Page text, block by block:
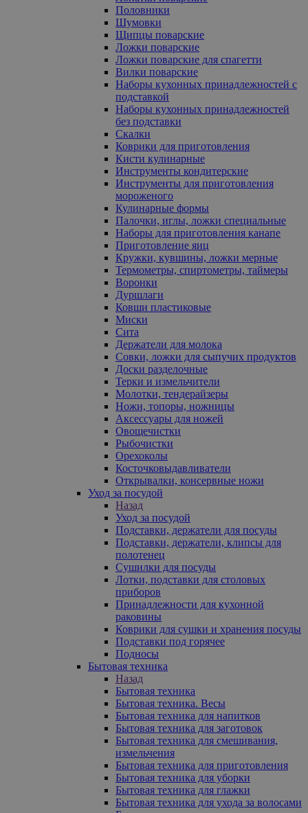
Половники
Шумовки
Щипцы поварские
Ложки поварские
Ложки поварские для спагетти
Вилки поварские
Наборы кухонных принадлежностей с
подставкой
Наборы кухонных принадлежностей
без подставки
Скалки
Коврики для приготовления
Кисти кулинарные
Инструменты кондитерские
Инструменты для приготовления
мороженого
Кулинарные формы
Палочки, иглы, ложки специальные
Наборы для приготовления канапе
Приготовление яиц
Кружки, кувшины, ложки мерные
Термометры, спиртометры, таймеры
Воронки
Дуршлаги
Ковши пластиковые
Миски
Сита
Держатели для молока
Совки, ложки для сыпучих продуктов
Доски разделочные
Терки и измельчители
Молотки, тендерайзеры
Ножи, топоры, ножницы
Аксессуары для ножей
Овощечистки
Рыбочистки
Орехоколы
Косточковыдавливатели
Открывалки, консервные ножи
Уход за посудой
Назад
Уход за посудой
Подставки, держатели для посуды
Подставки, держатели, клипсы для
полотенец
Сушилки для посуды
Лотки, подставки для столовых
приборов
Принадлежности для кухонной
раковины
Коврики для сушки и хранения посуды
Подставки под горячее
Подносы
Бытовая техника
Назад
Бытовая техника
Бытовая техника. Весы
Бытовая техника для напитков
Бытовая техника для заготовок
Бытовая техника для смешивания,
измельчения
Бытовая техника для приготовления
Бытовая техника для уборки
Бытовая техника для глажки
Бытовая техника для ухода за волосами